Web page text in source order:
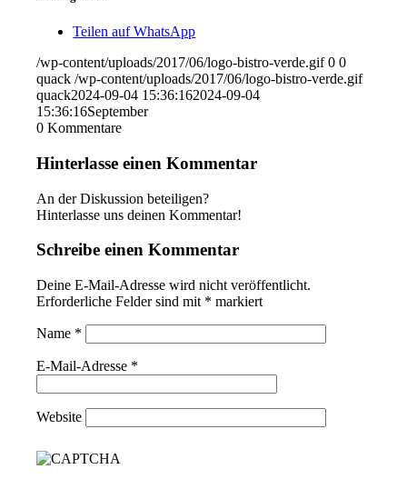
Teilen auf WhatsApp
/wp-content/uploads/2017/06/logo-bistro-verde.gif 0 0
quack /wp-content/uploads/2017/06/logo-bistro-verde.gif
quack2024-09-04 15:36:162024-09-04
15:36:16September
0 Kommentare
Hinterlasse einen Kommentar
An der Diskussion beteiligen?
Hinterlasse uns deinen Kommentar!
Schreibe einen Kommentar
Deine E-Mail-Adresse wird nicht veröffentlicht.
Erforderliche Felder sind mit * markiert
Name *
E-Mail-Adresse *
Website